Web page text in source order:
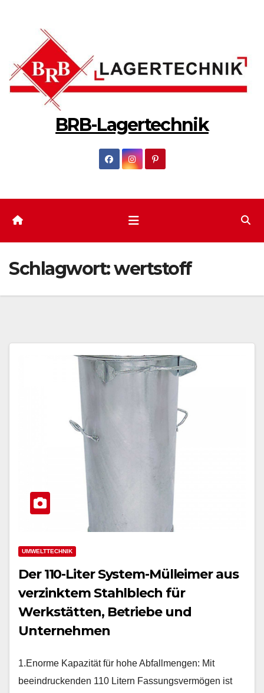
BRB-Lagertechnik
Schlagwort:wertstoff
UMWELTTECHNIK
Der 110-Liter System-Mülleimer aus
verzinktem Stahlblech für
Werkstätten, Betriebe und
Unternehmen
1.Enorme Kapazität für hohe Abfallmengen: Mit
beeindruckenden 110 Litern Fassungsvermögen ist